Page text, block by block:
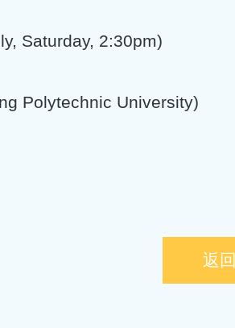
Saturday, 2:30pm)
Polytechnic University)
返回